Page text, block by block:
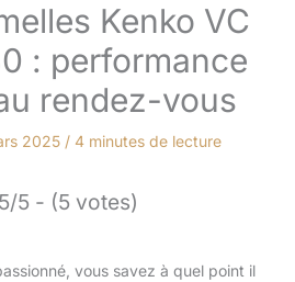
Kenko VC
: performance
rendez-vous
2025 / 4 minutes de lecture
5/5 - (5 votes)
vous savez à quel point il